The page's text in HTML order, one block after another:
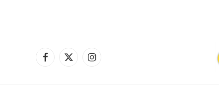
Facebook
X
Instagram